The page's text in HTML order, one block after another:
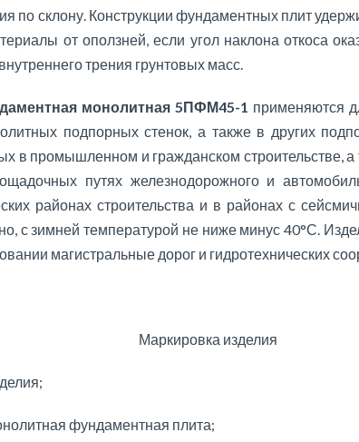
по склону. Конструкции фундаментных плит
от оползней, если угол наклона откоса
трения грунтовых масс.
монолитная 5ПФМ45-1 применяются
подпорных стенок, а также в других
в промышленном и гражданском строительстве,
путях железнодорожного и
районах строительства и в районах с
с зимней температурой не ниже минус 40°С.
магистральные дорог и гидротехнических
Маркировка изделия
фундаментная плита;